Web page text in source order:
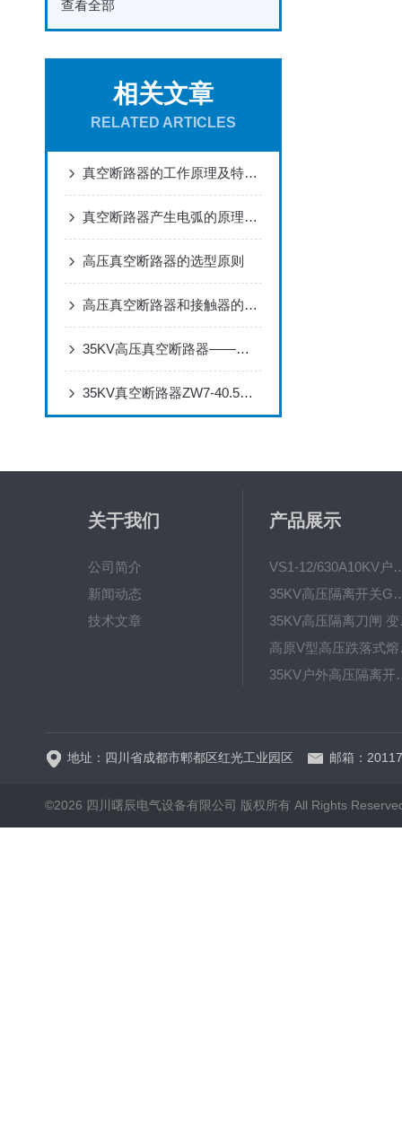
查看全部
相关文章
RELATED ARTICLES
真空断路器的工作原理及特点介绍
真空断路器产生电弧的原理主要有那些？
高压真空断路器的选型原则
高压真空断路器和接触器的区别
35KV高压真空断路器——电力系统的关键设备
35KV真空断路器ZW7-40.5说明书
关于我们
公司简介
新闻动态
技术文章
产品展示
VS1-12/630A10KV
35KV高压隔离开关
高
35KV户外
地址：四川省成都市郫都区红光工业园区 邮箱：
©2026 四川曙辰电气设备有限公司 版权所有 All Rights